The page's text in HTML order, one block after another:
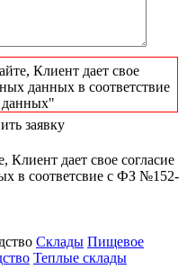
Клиент дает свое
данных в соответствие
заявку
дает свое согласие
в соответсвие с ФЗ №152-
Склады Пищевое
Теплые склады